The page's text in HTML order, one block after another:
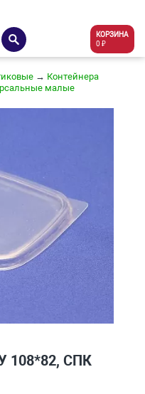
КОРЗИНА
0 ₽
→ Контейнера
малые
СПК